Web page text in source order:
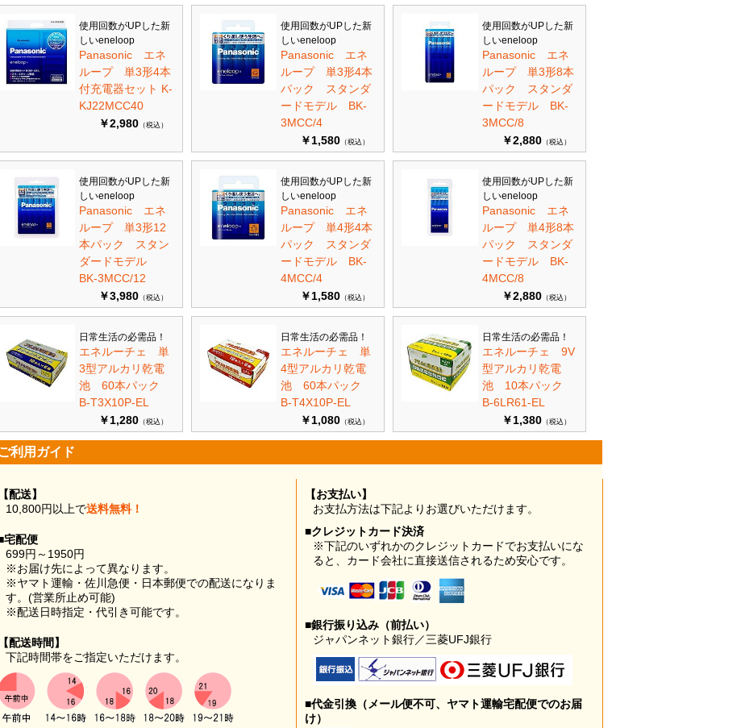
使用回数がUPした新
しいeneloop
Panasonic エネ
ループ 単3形4本
付充電器セット K-
KJ22MCC40
￥2,980 （税込）
使用回数がUPした新
しいeneloop
Panasonic エネ
ループ 単3形4本
パック スタンダ
ードモデル BK-
3MCC/4
￥1,580 （税込）
使用回数がUPした新
しいeneloop
Panasonic エネ
ループ 単3形8本
パック スタンダ
ードモデル BK-
3MCC/8
￥2,880 （税込）
使用回数がUPした新
しいeneloop
Panasonic エネ
ループ 単3形12
本パック スタン
ダードモデル
BK-3MCC/12
￥3,980 （税込）
使用回数がUPした新
しいeneloop
Panasonic エネ
ループ 単4形4本
パック スタンダ
ードモデル BK-
4MCC/4
￥1,580 （税込）
使用回数がUPした新
しいeneloop
Panasonic エネ
ループ 単4形8本
パック スタンダ
ードモデル BK-
4MCC/8
￥2,880 （税込）
日常生活の必需品！
エネルーチェ 単
3型アルカリ乾電
池 60本パック
B-T3X10P-EL
￥1,280 （税込）
日常生活の必需品！
エネルーチェ 単
4型アルカリ乾電
池 60本パック
B-T4X10P-EL
￥1,080 （税込）
日常生活の必需品！
エネルーチェ 9V
型アルカリ乾電
池 10本パック
B-6LR61-EL
￥1,380 （税込）
利用ガイド
【配送】
10,800円以上で送料無料！
宅配便
699円～1950円
※お届け先によって異なります。
※ヤマト運輸・佐川急便・日本郵便での配送になりま
す。(営業所止め可能)
※配送日時指定・代引き可能です。
【配送時間】
下記時間帯をご指定いただけます。
【お支払い】
お支払方法は下記よりお選びいただけます。
■クレジットカード決済
※下記のいずれかのクレジットカードでお支払いにな
ると、カード会社に直接送信されるため安心です。
■銀行振り込み（前払い）
ジャパンネット銀行／三菱UFJ銀行
■代金引換（メール便不可、ヤマト運輸宅配便でのお届
け）